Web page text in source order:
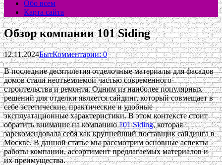
Обо всем
Карта сайта
Обзор компании 101 Siding
12.11.2024БытКомментарии: 0
В последние десятилетия отделочные материалы для фасадов
домов стали неотъемлемой частью современного
строительства и ремонта. Одним из наиболее популярных
решений для отделки является сайдинг, который совмещает в
себе эстетические, практические и удобные
эксплуатационные характеристики. В этом контексте стоит
обратить внимание на компанию101 Siding, которая
зарекомендовала себя как крупнейший поставщик сайдинга в
Москве. В данной статье мы рассмотрим основные аспекты
работы компании, ассортимент предлагаемых материалов и
их преимущества.